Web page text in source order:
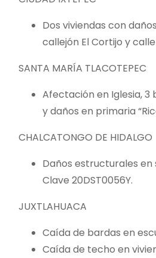
Dos viviendas con
callejón El Cortijo y
SANTA MARÍA TLACOTEPEC
Afectación en Iglesia, 3
y daños en primaria
CHALCATONGO DE HIDALGO
Daños estructurales en
Clave 20DST0056Y.
JUXTLAHUACA
Caída de bardas en
Caída de techo en